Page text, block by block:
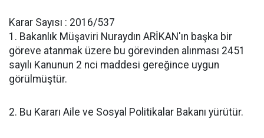
Karar Sayısı : 2016/537
1. Bakanlık Müşaviri Nuraydın ARİKAN'ın başka bir
göreve atanmak üzere bu görevinden alınması 2451
sayılı Kanunun 2 nci maddesi gereğince uygun
görülmüştür.
2. Bu Kararı Aile ve Sosyal Politikalar Bakanı yürütür.